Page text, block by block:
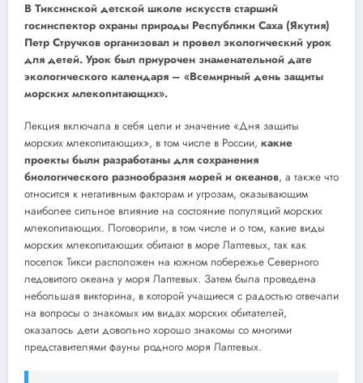
В Тиксинской детской школе искусств старший
госинспектор охраны природы Республики Саха (Якутия)
Петр Стручков организовал и провел экологический урок
для детей. Урок был приурочен знаменательной дате
экологического календаря – «Всемирный день защиты
морских млекопитающих».
Лекция включала в себя цели и значение «Дня защиты
морских млекопитающих», в том числе в России, какие
проекты были разработаны для сохранения
биологического разнообразия морей и океанов, а также что
относится к негативным факторам и угрозам, оказывающим
наиболее сильное влияние на состояние популяций морских
млекопитающих. Поговорили, в том числе и о том, какие виды
морских млекопитающих обитают в море Лаптевых, так как
поселок Тикси расположен на южном побережье Северного
ледовитого океана у моря Лаптевых. Затем была проведена
небольшая викторина, в которой учащиеся с радостью отвечали
на вопросы о знакомых им видах морских обитателей,
оказалось дети довольно хорошо знакомы со многими
представителями фауны родного моря Лаптевых.